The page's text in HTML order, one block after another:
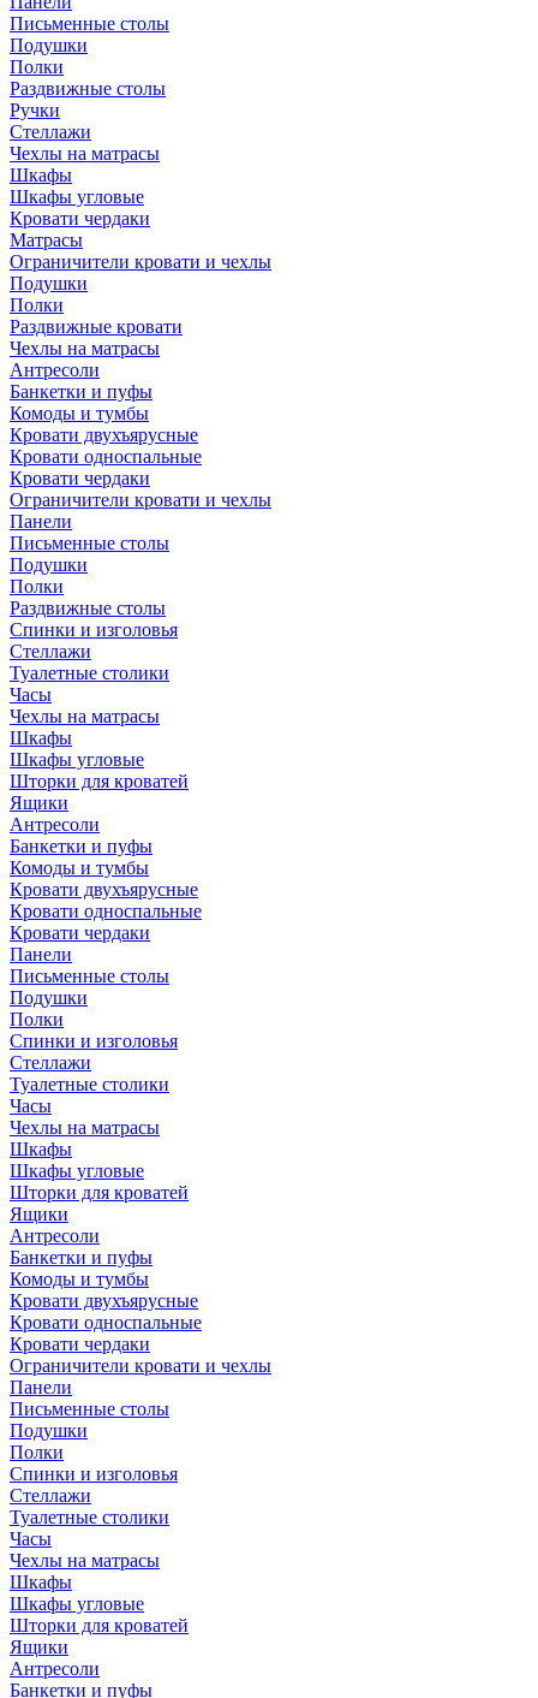
Письменные столы
Подушки
Полки
Раздвижные столы
Ручки
Стеллажи
Чехлы на матрасы
Шкафы
Шкафы угловые
Кровати чердаки
Матрасы
Ограничители кровати и чехлы
Подушки
Полки
Раздвижные кровати
Чехлы на матрасы
Антресоли
Банкетки и пуфы
Комоды и тумбы
Кровати двухъярусные
Кровати односпальные
Кровати чердаки
Ограничители кровати и чехлы
Панели
Письменные столы
Подушки
Полки
Раздвижные столы
Спинки и изголовья
Стеллажи
Туалетные столики
Часы
Чехлы на матрасы
Шкафы
Шкафы угловые
Шторки для кроватей
Ящики
Антресоли
Банкетки и пуфы
Комоды и тумбы
Кровати двухъярусные
Кровати односпальные
Кровати чердаки
Панели
Письменные столы
Подушки
Полки
Спинки и изголовья
Стеллажи
Туалетные столики
Часы
Чехлы на матрасы
Шкафы
Шкафы угловые
Шторки для кроватей
Ящики
Антресоли
Банкетки и пуфы
Комоды и тумбы
Кровати двухъярусные
Кровати односпальные
Кровати чердаки
Ограничители кровати и чехлы
Панели
Письменные столы
Подушки
Полки
Спинки и изголовья
Стеллажи
Туалетные столики
Часы
Чехлы на матрасы
Шкафы
Шкафы угловые
Шторки для кроватей
Ящики
Антресоли
Банкетки и пуфы